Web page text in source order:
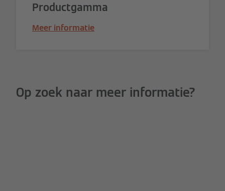
Productgamma
Meer informatie
Op zoek naar meer informatie?